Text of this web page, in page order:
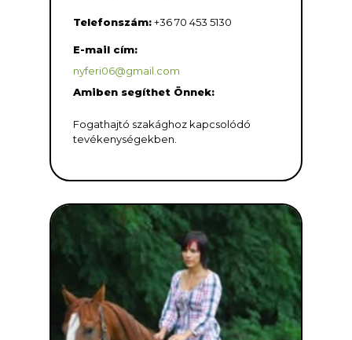
Telefonszám: +36 70 453 5130
E-mail cím:
nyferi06@gmail.com
Amiben segíthet Önnek:
Fogathajtó szakághoz kapcsolódó
tevékenységekben.